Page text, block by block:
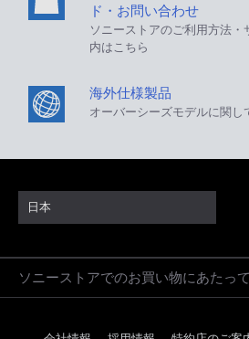
ド・お問い合わせ
ソニーストアのご利用方法
内はこちら
海外仕様製品
オーバーシーズモデルに関し
日本
ソニーストアでのお買い物にあたって